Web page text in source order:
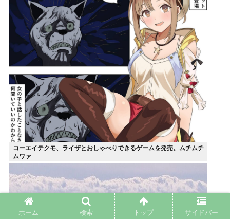
コーエイテクモ、ライザとおしゃべりできるゲームを発売。ムチムチ
ムワァ
ホーム 検索 トップ サイドバー